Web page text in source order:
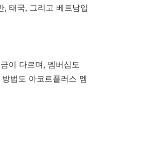
, 태국, 그리고 베트남입
이 다르며, 멤버십도
방법도 아코르플러스 멤